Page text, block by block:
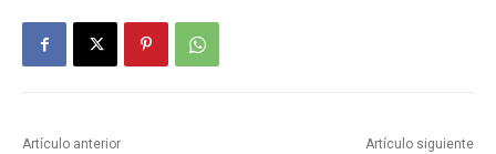
Artículo anterior Artículo siguiente